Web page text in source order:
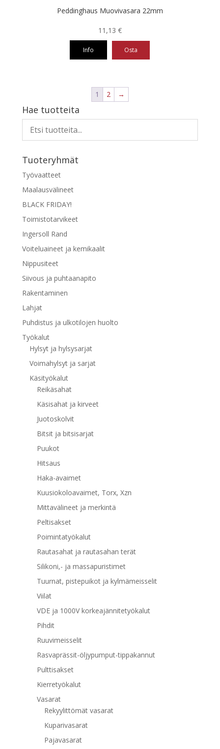
Peddinghaus Muovivasara 22mm
11,13 €
Info Osta
1 2 →
Hae tuotteita
Tuoteryhmät
Työvaatteet
Maalausvälineet
BLACK FRIDAY!
Toimistotarvikeet
Ingersoll Rand
Voiteluaineet ja kemikaalit
Nippusiteet
Siivous ja puhtaanapito
Rakentaminen
Lahjat
Puhdistus ja ulkotilojen huolto
Työkalut
Hylsyt ja hylsysarjat
Voimahylsyt ja sarjat
Käsityökalut
Reikäsahat
Käsisahat ja kirveet
Juotoskolvit
Bitsit ja bitsisarjat
Puukot
Hitsaus
Haka-avaimet
Kuusiokoloavaimet, Torx, Xzn
Mittavälineet ja merkintä
Peltisakset
Poimintatyökalut
Rautasahat ja rautasahan terät
Silikoni,- ja massapuristimet
Tuurnat, pistepuikot ja kylmämeisselit
Viilat
VDE ja 1000V korkeajännitetyökalut
Pihdit
Ruuvimeisselit
Rasvaprässit-öljypumput-tippakannut
Pulttisakset
Kierretyökalut
Vasarat
Rekyylittömät vasarat
Kuparivasarat
Pajavasarat